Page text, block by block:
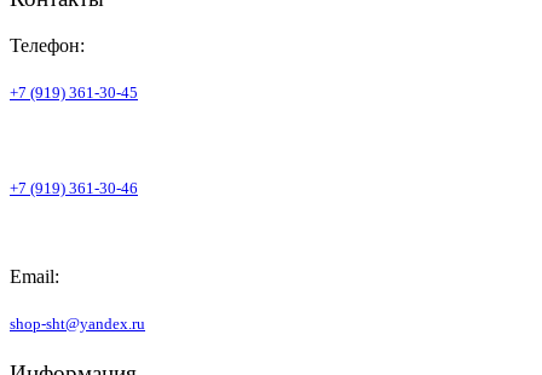
Телефон:
+7 (919) 361-30-45
+7 (919) 361-30-46
Email:
shop-sht@yandex.ru